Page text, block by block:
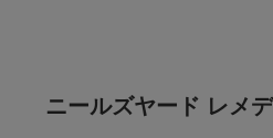
ニールズヤード レメ